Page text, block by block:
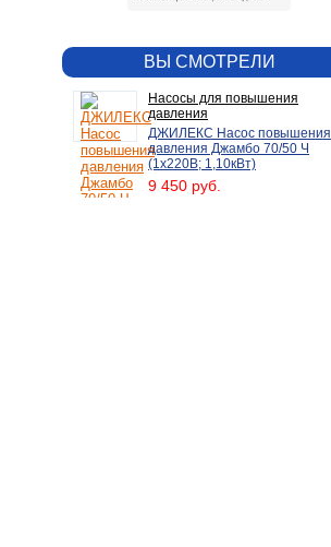
ВЫ СМОТРЕЛИ
Насосы для повышения
давления
ДЖИЛЕКС Насос повышения
давления Джамбо 70/50 Ч
(1х220В; 1,10кВт)
9 450 руб.